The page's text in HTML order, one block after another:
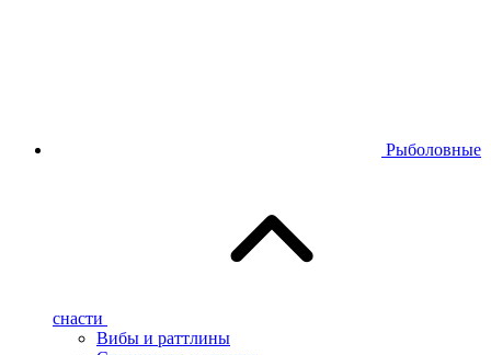
Рыболовные
снасти
Вибы и раттлины